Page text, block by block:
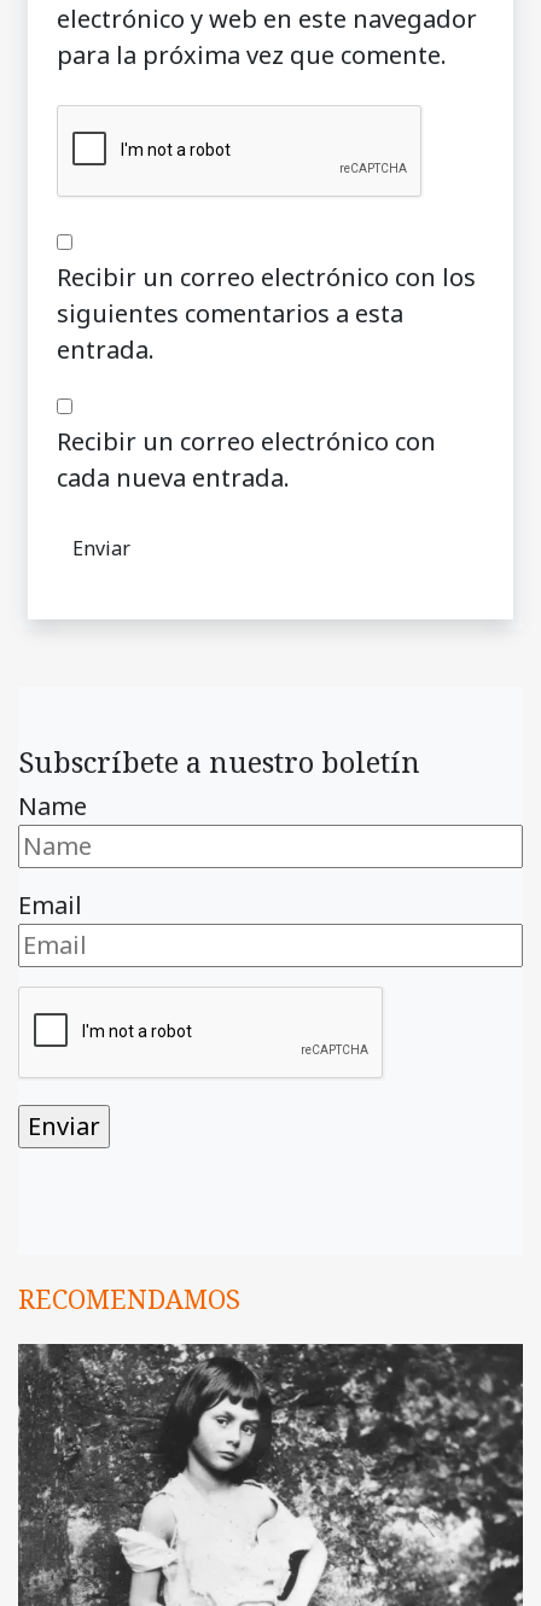
electrónico y web en este navegador
para la próxima vez que comente.
Recibir un correo electrónico con los
siguientes comentarios a esta
entrada.
Recibir un correo electrónico con
cada nueva entrada.
Subscríbete a nuestro boletín
Name
Email
RECOMENDAMOS